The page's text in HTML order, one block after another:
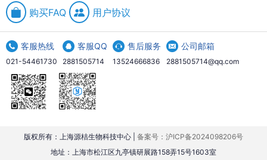
购买FAQ 用户协议
客服热线
021-54461730
客服QQ
2881505714
售后服务
13524666836
公司邮箱
2881505714@qq.com
版权所有：上海源桔生物科技中心 | 备案号：沪ICP备2024098206号
地址：上海市松江区九亭镇研展路158弄15号1603室